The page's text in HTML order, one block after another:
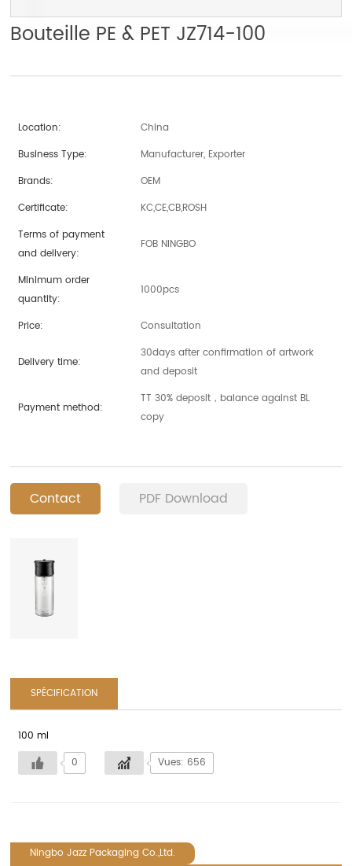
Bouteille PE & PET JZ714-100
Location:
China
Business Type:
Manufacturer, Exporter
Brands:
OEM
Certificate:
KC,CE,CB,ROSH
Terms of payment
and delivery:
FOB NINGBO
Minimum order
quantity:
1000pcs
Price: Consultation
Delivery time:
30days after confirmation of artwork
and deposit
Payment method:
TT 30% deposit，balance against BL
copy
Contact PDF Download
SPÉCIFICATION
100 ml
0
Vues: 656
Ningbo Jazz Packaging Co.,Ltd.